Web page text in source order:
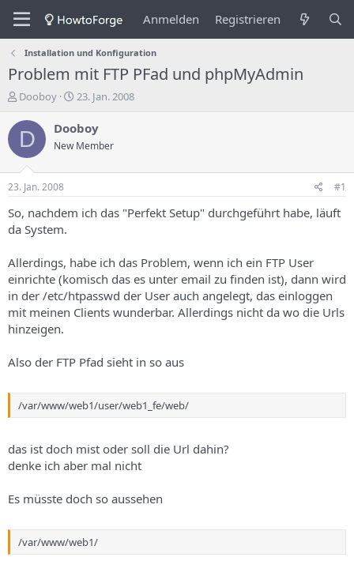
Anmelden Registrieren
Installation und Konfiguration
Problem mit FTP PFad und phpMyAdmin
E
s
e
e
r
d
e
T
h
e
m
s
Dooboy
E
s
e
n
a
t
u
m
23. Jan. 2008
D Dooboy
New Member
23. Jan. 2008 #1
So, nachdem ich das "Perfekt Setup" durchgeführt habe, läuft
da System.
Allerdings, habe ich das Problem, wenn ich ein FTP User
einrichte (komisch das es unter email zu finden ist), dann wird
in der /etc/htpasswd der User auch angelegt, das einloggen
mit meinen Clients wunderbar. Allerdings nicht da wo die Urls
hinzeigen.
Also der FTP Pfad sieht in so aus
/var/www/web1/user/web1_fe/web/
das ist doch mist oder soll die Url dahin?
denke ich aber mal nicht
Es müsste doch so aussehen
/var/www/web1/